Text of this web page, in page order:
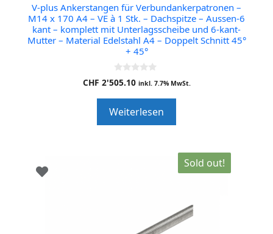
V-plus Ankerstangen für Verbundankerpatronen –
M14 x 170 A4 – VE à 1 Stk. – Dachspitze – Aussen-6
kant – komplett mit Unterlagsscheibe und 6-kant-
Mutter – Material Edelstahl A4 – Doppelt Schnitt 45°
+ 45°
0
o
o
f
5
CHF 2'505.10 inkl. 7.7% MwSt.
Weiterlesen
Sold out!